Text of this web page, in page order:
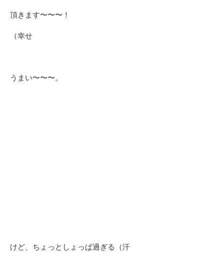
頂きます〜〜〜！
（幸せ
うまい〜〜〜。
けど、ちょっとしょっぱ過ぎる（汗